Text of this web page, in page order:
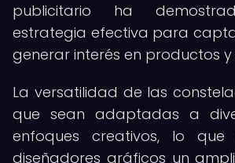
publicitario ha
estrategia efectiva para
generar interés en productos y
La versatilidad de las
que sean adaptadas a
enfoques creativos, lo
diseñadores gráficos un